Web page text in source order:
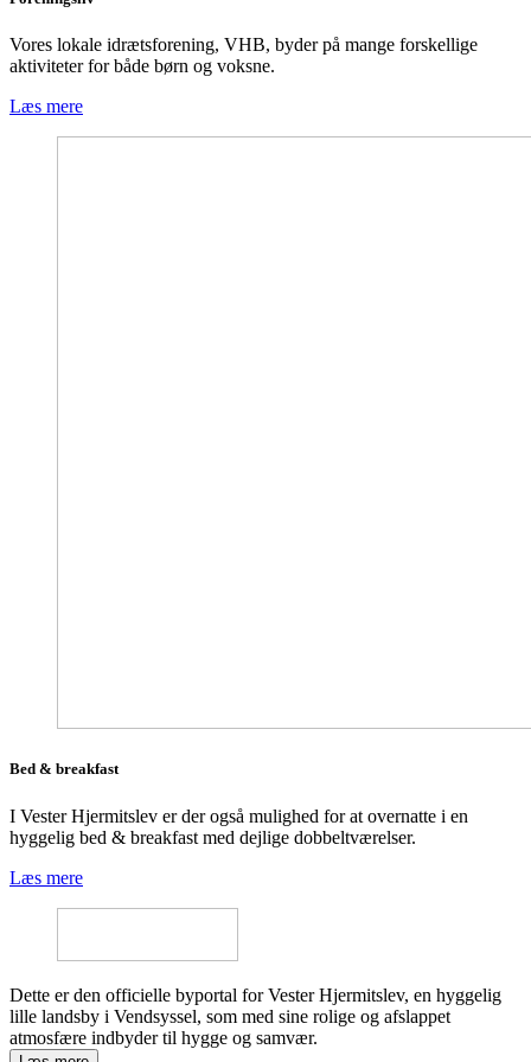
Vores lokale idrætsforening, VHB, byder på mange forskellige
aktiviteter for både børn og voksne.
Læs mere
Bed & breakfast
I Vester Hjermitslev er der også mulighed for at overnatte i en
hyggelig bed & breakfast med dejlige dobbeltværelser.
Læs mere
Dette er den officielle byportal for Vester Hjermitslev, en hyggelig
lille landsby i Vendsyssel, som med sine rolige og afslappet
atmosfære indbyder til hygge og samvær.